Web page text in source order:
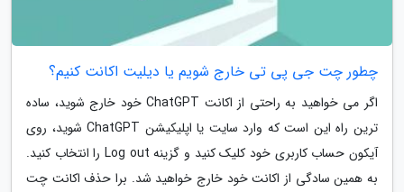
چطور چت جی پی تی خارج شویم یا دیلیت اکانت کنیم؟
اگر می خواهید به راحتی از اکانت ChatGPT خود خارج شوید، ساده
ترین راه این است که وارد سایت یا اپلیکیشن ChatGPT شوید، روی
آیکون حساب کاربری خود کلیک کنید و گزینه Log out را انتخاب کنید.
به همین سادگی از اکانت خود خارج خواهید شد. برا حذف اکانت چت